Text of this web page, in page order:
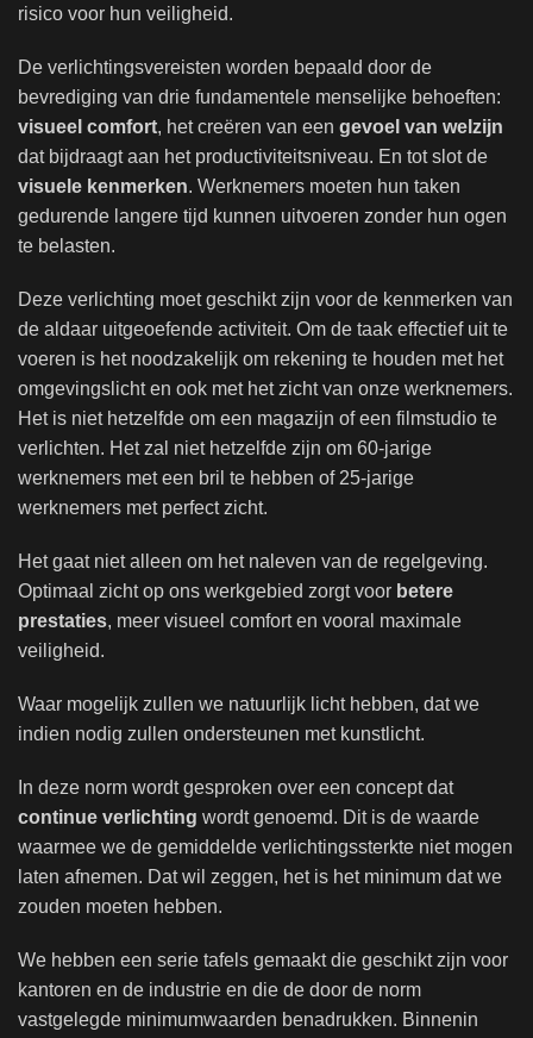
risico voor hun veiligheid.
De verlichtingsvereisten worden bepaald door de
bevrediging van drie fundamentele menselijke behoeften:
visueel comfort, het creëren van een gevoel van welzijn
dat bijdraagt ​​aan het productiviteitsniveau. En tot slot de
visuele kenmerken. Werknemers moeten hun taken
gedurende langere tijd kunnen uitvoeren zonder hun ogen
te belasten.
Deze verlichting moet geschikt zijn voor de kenmerken van
de aldaar uitgeoefende activiteit. Om de taak effectief uit te
voeren is het noodzakelijk om rekening te houden met het
omgevingslicht en ook met het zicht van onze werknemers.
Het is niet hetzelfde om een ​​magazijn of een filmstudio te
verlichten. Het zal niet hetzelfde zijn om 60-jarige
werknemers met een bril te hebben of 25-jarige
werknemers met perfect zicht.
Het gaat niet alleen om het naleven van de regelgeving.
Optimaal zicht op ons werkgebied zorgt voor betere
prestaties, meer visueel comfort en vooral maximale
veiligheid.
Waar mogelijk zullen we natuurlijk licht hebben, dat we
indien nodig zullen ondersteunen met kunstlicht.
In deze norm wordt gesproken over een concept dat
continue verlichting wordt genoemd. Dit is de waarde
waarmee we de gemiddelde verlichtingssterkte niet mogen
laten afnemen. Dat wil zeggen, het is het minimum dat we
zouden moeten hebben.
We hebben een serie tafels gemaakt die geschikt zijn voor
kantoren en de industrie en die de door de norm
vastgelegde minimumwaarden benadrukken. Binnenin